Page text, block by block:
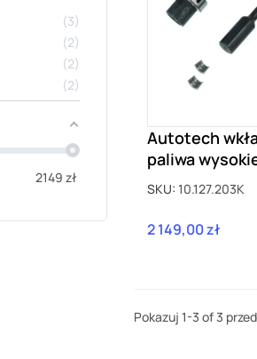
3
2
2
2
2149 zł
Autotech
paliwa
ciśnienia 2.0
EA888 gen.3
SKU: 10.127.203K
Cena
2 149,00 zł
Pokazuj 1-3 of 3